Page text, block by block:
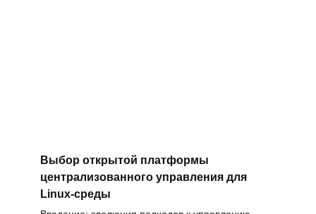
Выбор открытой платформы
централизованного управления для
Linux-среды